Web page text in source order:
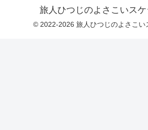
旅人ひつじのよさこいス
© 2022-2026 旅人ひつじのよさこい